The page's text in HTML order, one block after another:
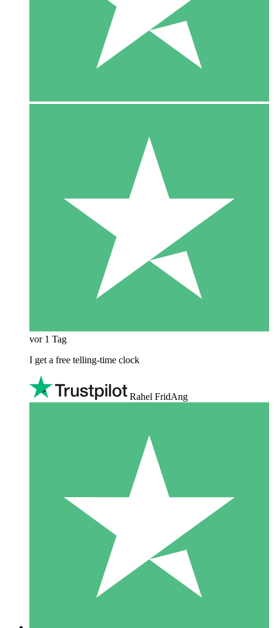
vor 1 Tag
I get a free telling-time clock
Rahel FridAng